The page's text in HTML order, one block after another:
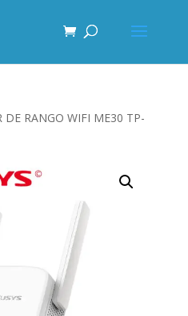
DE RANGO WIFI ME30 TP-